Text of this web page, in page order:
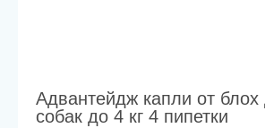
Адвантейдж капли от блох
собак до 4 кг 4 пипетки